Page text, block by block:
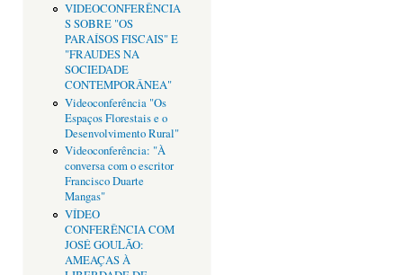
VIDEOCONFERÊNCIA
S SOBRE "OS
PARAÍSOS FISCAIS" E
"FRAUDES NA
SOCIEDADE
CONTEMPORÂNEA"
Videoconferência "Os
Espaços Florestais e o
Desenvolvimento Rural"
Videoconferência: "À
conversa com o escritor
Francisco Duarte
Mangas"
VÍDEO
CONFERÊNCIA COM
JOSÉ GOULÃO:
AMEAÇAS À